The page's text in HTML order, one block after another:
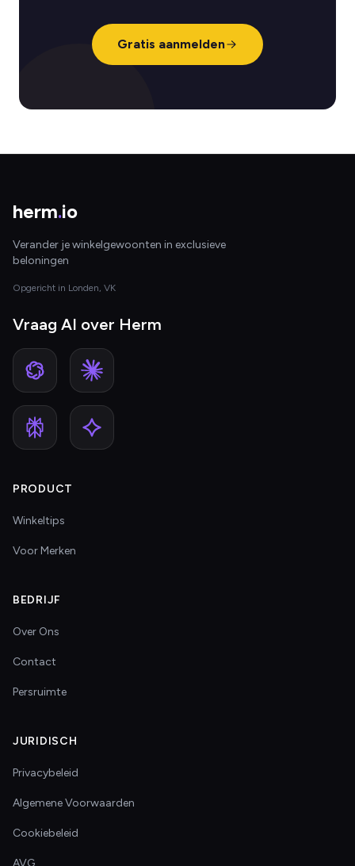
Gratis aanmelden
herm.io
Verander je winkelgewoonten in exclusieve
beloningen
Opgericht in Londen, VK
Vraag AI over Herm
PRODUCT
Winkeltips
Voor Merken
BEDRIJF
Over Ons
Contact
Persruimte
JURIDISCH
Privacybeleid
Algemene Voorwaarden
Cookiebeleid
AVG